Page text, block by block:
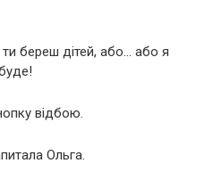
береш дітей, або… або я
відбою.
Ольга.